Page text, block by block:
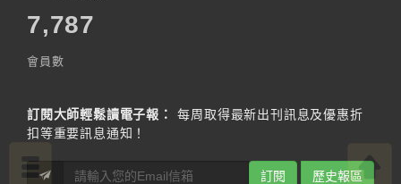
7,787
會員數
訂閱大師輕鬆讀電子報：
每周取得最新出刊訊息及優惠折
扣等重要訊息通知！
訂閱 歷史報區